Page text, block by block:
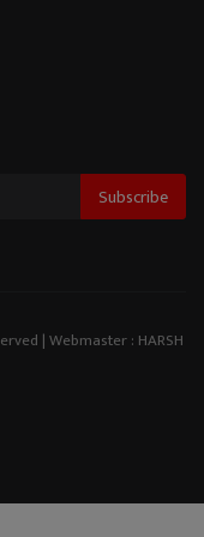
Subscribe
| Webmaster : HARSH